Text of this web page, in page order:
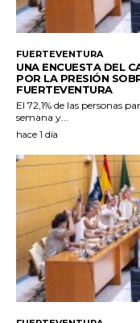
FUERTEVENTURA
UNA ENCUESTA DEL
POR LA PRESIÓN
FUERTEVENTURA
El 72,1% de las personas
semana y...
hace 1 día